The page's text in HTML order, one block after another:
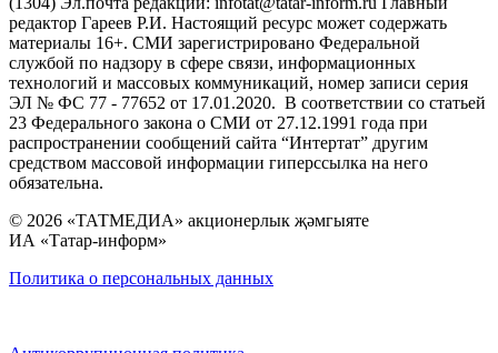
редактор Гареев Р.И. Настоящий ресурс может содержать
материалы 16+. СМИ зарегистрировано Федеральной
службой по надзору в сфере связи, информационных
технологий и массовых коммуникаций, номер записи серия
ЭЛ № ФС 77 - 77652 от 17.01.2020. В соответствии со статьей
23 Федерального закона о СМИ от 27.12.1991 года при
распространении сообщений сайта “Интертат” другим
средством массовой информации гиперссылка на него
обязательна.
© 2026 «ТАТМЕДИА» акционерлык җәмгыяте
ИА «Татар-информ»
Политика о персональных данных